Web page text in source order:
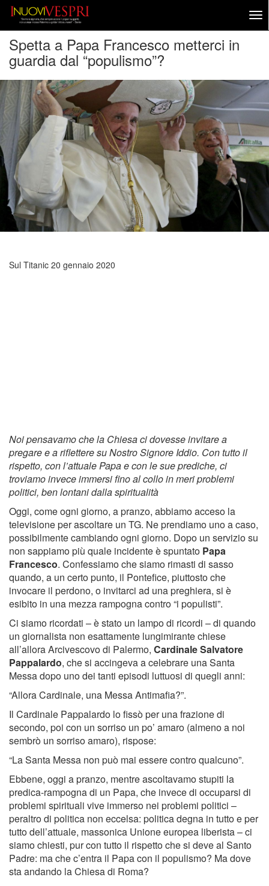
Spetta a Papa Francesco metterci in
guardia dal “populismo”?
Sul Titanic 20 gennaio 2020
Noi pensavamo che la Chiesa ci dovesse invitare a
pregare e a riflettere su Nostro Signore Iddio. Con tutto il
rispetto, con l’attuale Papa e con le sue prediche, ci
troviamo invece immersi fino al collo in meri problemi
politici, ben lontani dalla spiritualità
Oggi, come ogni giorno, a pranzo, abbiamo acceso la
televisione per ascoltare un TG. Ne prendiamo uno a caso,
possibilmente cambiando ogni giorno. Dopo un servizio su
non sappiamo più quale incidente è spuntato Papa
Francesco. Confessiamo che siamo rimasti di sasso
quando, a un certo punto, il Pontefice, piuttosto che
invocare il perdono, o invitarci ad una preghiera, si è
esibito in una mezza rampogna contro “i populisti”.
Ci siamo ricordati – è stato un lampo di ricordi – di quando
un giornalista non esattamente lungimirante chiese
all’allora Arcivescovo di Palermo, Cardinale Salvatore
Pappalardo, che si accingeva a celebrare una Santa
Messa dopo uno dei tanti episodi luttuosi di quegli anni:
“Allora Cardinale, una Messa Antimafia?”.
Il Cardinale Pappalardo lo fissò per una frazione di
secondo, poi con un sorriso un po’ amaro (almeno a noi
sembrò un sorriso amaro), rispose:
“La Santa Messa non può mai essere contro qualcuno”.
Ebbene, oggi a pranzo, mentre ascoltavamo stupiti la
predica-rampogna di un Papa, che invece di occuparsi di
problemi spirituali vive immerso nei problemi politici –
peraltro di politica non eccelsa: politica degna in tutto e per
tutto dell’attuale, massonica Unione europea liberista – ci
siamo chiesti, pur con tutto il rispetto che si deve al Santo
Padre: ma che c’entra il Papa con il populismo? Ma dove
sta andando la Chiesa di Roma?